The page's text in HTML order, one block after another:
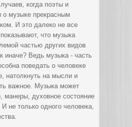
когда поэты и
о музыке прекрасным
И это далеко не все
что музыка
частью других видов
иначе? Ведь музыка - часть
поведать о человеке
натолкнуть на мысли и
важное. Музыка может
манеры, духовное состояние
не только одного человека,